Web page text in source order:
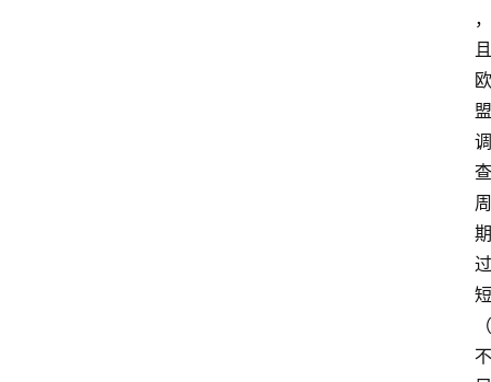
，
且
欧
盟
调
查
周
期
过
短
（
不